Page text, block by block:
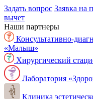
Задать вопрос Заявка на
вычет
Наши партнеры
Консультативно-
«Малыш»
Хирургический
Лаборатория
Клиника